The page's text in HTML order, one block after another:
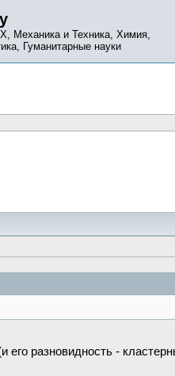
Механика и Техника, Химия,
Гуманитарные науки
его разновидность -